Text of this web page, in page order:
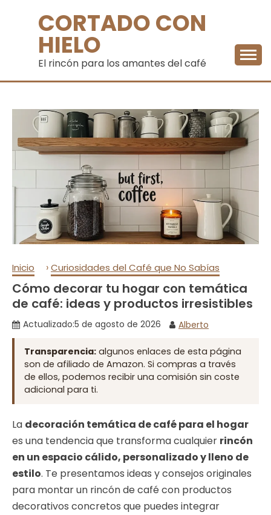
contenidoCORTADO CON
HIELO
El rincón para los amantes del café
Inicio ›Curiosidades del Café que No Sabías
Cómo decorar tu hogar con temática
de café: ideas y productos irresistibles
Actualizado:5 de agosto de 2026 Alberto
Transparencia: algunos enlaces de esta página
son de afiliado de Amazon. Si compras a través
de ellos, podemos recibir una comisión sin coste
adicional para ti.
La decoración temática de café para el hogar
es una tendencia que transforma cualquier rincón
en un espacio cálido, personalizado y lleno de
estilo. Te presentamos ideas y consejos originales
para montar un rincón de café con productos
decorativos concretos que puedes integrar